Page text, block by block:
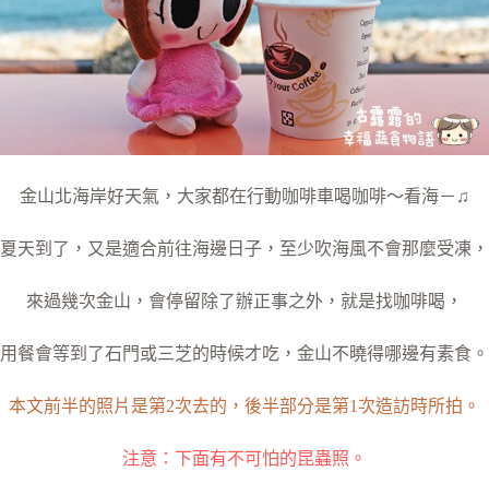
金山北海岸好天氣，大家都在行動咖啡車喝咖啡～看海－♫
夏天到了，又是適合前往海邊日子，至少吹海風不會那麼受凍，
來過幾次金山，會停留除了辦正事之外，就是找咖啡喝，
用餐會等到了石門或三芝的時候才吃，金山不曉得哪邊有素食。
本文前半的照片是第2次去的，後半部分是第1次造訪時所拍。
注意：下面有不可怕的昆蟲照。